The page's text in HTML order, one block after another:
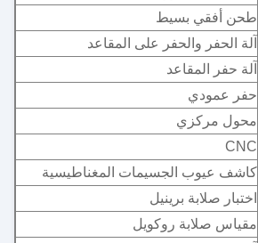
طحن أفقي بسيط
آلة الحفر والحفر على المقاعد
آلة حفر المقاعد
حفر عمودي
محول مركزي
CNC
كاشف عيوب الجسيمات المغناطيسية
اختبار صلابة برينيل
مقياس صلابة روكويل